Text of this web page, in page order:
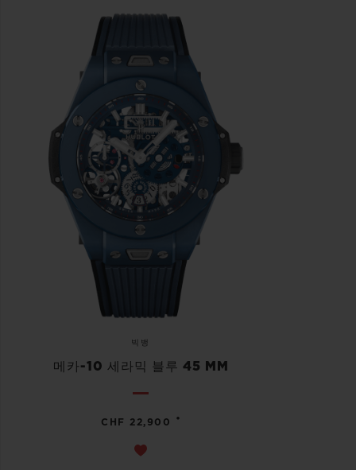
빅뱅
메카-10 세라믹 블루 45 MM
CHF 22,900 •